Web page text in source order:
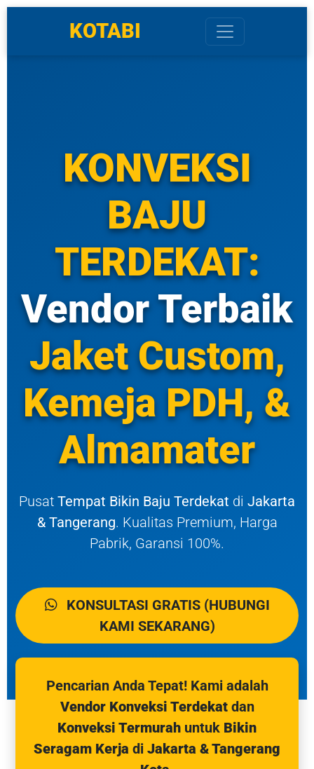
KOTABI
KONVEKSI
BAJU
TERDEKAT:
Vendor Terbaik
Jaket Custom,
Kemeja PDH, &
Almamater
Pusat Tempat Bikin Baju Terdekat di Jakarta
& Tangerang. Kualitas Premium, Harga
Pabrik, Garansi 100%.
KONSULTASI GRATIS (HUBUNGI
KAMI SEKARANG)
Pencarian Anda Tepat! Kami adalah
Vendor Konveksi Terdekatdan
Konveksi Termurah untuk Bikin
Seragam Kerja di Jakarta & Tangerang